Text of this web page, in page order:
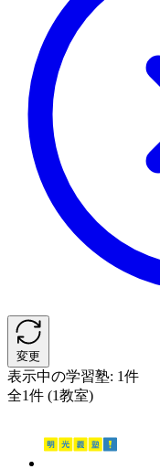
変更
表示中の学習塾: 1件
全1件 (1教室)